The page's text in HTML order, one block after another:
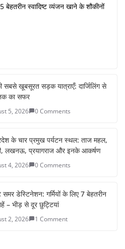
स्वादिष्ट व्यंजन खाने के शौकीनों
सबसे खूबसूरत सड़क यात्राएँ: दार्जिलिंग से
का सफर
5, 2026 0 Comments
के चार प्रमुख पर्यटन स्थल: ताज महल,
लखनऊ, प्रयागराज और इनके आकर्षण
4, 2026 0 Comments
डेस्टिनेशन: गर्मियों के लिए 7 बेहतरीन
– भीड़ से दूर छुट्टियां
2, 2026 1 Comment